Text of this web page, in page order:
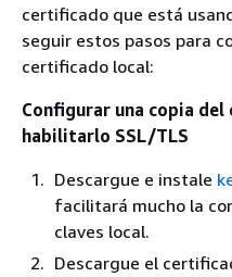
certificado que está
seguir estos pasos para
certificado local:
Configurar una copia
habilitarlo SSL/TLS
Descargue e instale
facilitará mucho la
claves local.
Descargue el